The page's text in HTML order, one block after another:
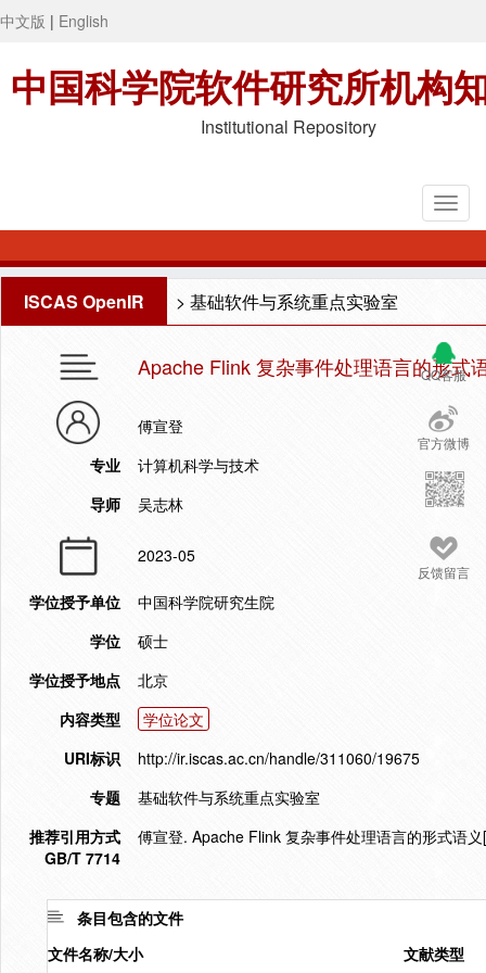
中文版 | English
中国科学院软件研究所机构
Institutional Repository
ISCAS OpenIR > 基础软件与系统重点实验室
QQ客服
官方微博
反馈留言
Apache Flink 复杂事件处理语言的形式
傅宣登
专业
计算机科学与技术
导师
吴志林
2023-05
学位授予单位
中国科学院研究生院
学位
硕士
学位授予地点
北京
内容类型
学位论文
URI标识
http://ir.iscas.ac.cn/handle/311060/19675
专题
基础软件与系统重点实验室
推荐引用方式
GB/T 7714
傅宣登. Apache Flink 复杂事件处理语言的形式语
条目包含的文件
文件名称/大小
文献类型